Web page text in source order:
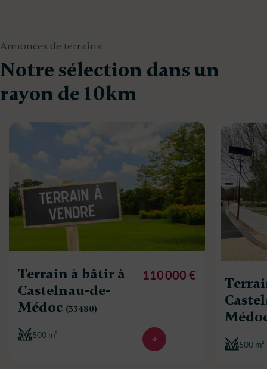
Annonces de terrains
Notre sélection dans un
rayon de 10km
Terrain à bâtir à
Castelnau-de-
Médoc (33480)
500 m²
110 000 €
500 m²